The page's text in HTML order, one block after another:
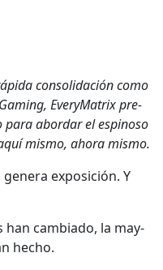
con­sol­i­dación como
Every­Ma­trix pre­
para abor­dar el espinoso
mis­mo, aho­ra mis­mo.
exposi­ción. Y
han cam­bi­a­do, la may­
hecho.